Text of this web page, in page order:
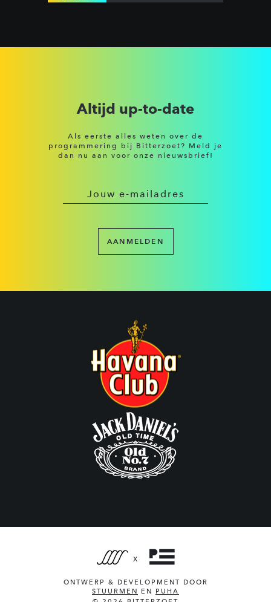
Altijd up-to-date
Als eerste alles weten over de
programmering bij Bitterzoet? Meld je
dan nu aan voor onze nieuwsbrief!
AANMELDEN
X
ONTWERP & DEVELOPMENT DOOR
STUURMEN
EN PUHA